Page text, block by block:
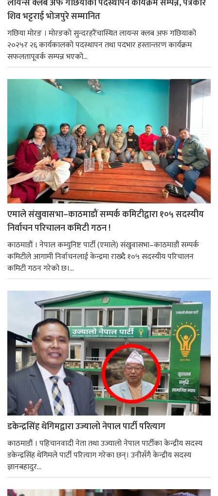
शिव भट्टराई भोजपुरे सम्मानित
गछिया मोरङ । मोरङको सुन्दरहरैंचास्थित लायन्स क्लब अफ गछियाको
२०२५र २६ कार्यकालको पदस्थापन तथा पदभार हस्तान्तरण कार्यक्रम
सफलतापूवर्क सम्पन्न भएको...
एमाले संखुवासभा–काठमाडौं सम्पर्क कमिटीद्वारा १०५ सदस्यीय
निर्वाचन परिचालन कमिटी गठन !
काठमाडौं । नेपाल कम्युनिष्ट पार्टी (एमाले) संखुवासभा–काठमाडौं सम्पर्क
कमिटीले आगामी निर्वाचनलाई केन्द्रमा राख्दै १०५ सदस्यीय परिचालन
कमिटी गठन गरेको छ।...
डकेन्द्रसिंह थेगिमद्वारा उज्यालो नेपाल पार्टी परित्याग
काठमाडौं । पहिचानवादी नेता तथा उज्यालो नेपाल पार्टीका केन्द्रीय सदस्य
डकेन्द्रसिंह थेगिमले पार्टी परित्याग गरेका छन्। उनीसँगै केन्द्रीय सदस्य
ज्ञानबहादुर...